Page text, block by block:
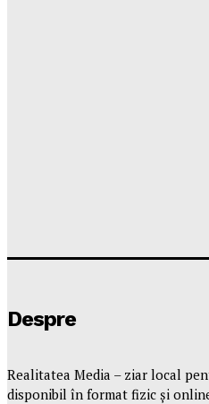
Despre
Realitatea Media – ziar local
disponibil în format fizic și